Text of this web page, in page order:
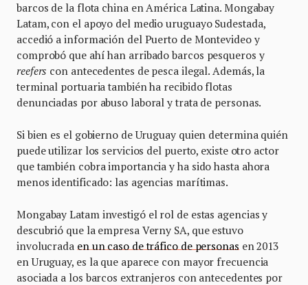
barcos de la flota china en América Latina. Mongabay
Latam, con el apoyo del medio uruguayo Sudestada,
accedió a información del Puerto de Montevideo y
comprobó que ahí han arribado barcos pesqueros y
reefers con antecedentes de pesca ilegal. Además, la
terminal portuaria también ha recibido flotas
denunciadas por abuso laboral y trata de personas.
Si bien es el gobierno de Uruguay quien determina quién
puede utilizar los servicios del puerto, existe otro actor
que también cobra importancia y ha sido hasta ahora
menos identificado: las agencias marítimas.
Mongabay Latam investigó el rol de estas agencias y
descubrió que la empresa Verny SA, que estuvo
involucrada en un caso de tráfico de personas en 2013
en Uruguay, es la que aparece con mayor frecuencia
asociada a los barcos extranjeros con antecedentes por